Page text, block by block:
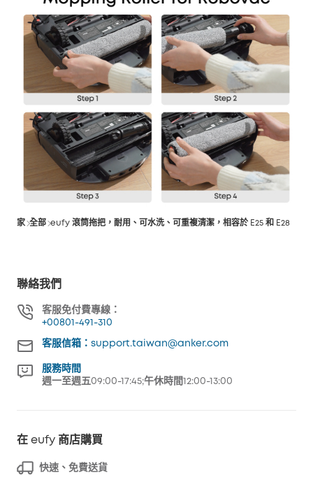
家 全部 eufy 滾筒拖把，耐用、可水洗、可重複清潔，相容於 E25 和 E28
聯絡我們
客服免付費專線：
+00801-491-310
客服信箱：support.taiwan@anker.com
服務時間
週一至週五09:00-17:45;午休時間12:00-13:00
在 eufy 商店購買
快速、免費送貨